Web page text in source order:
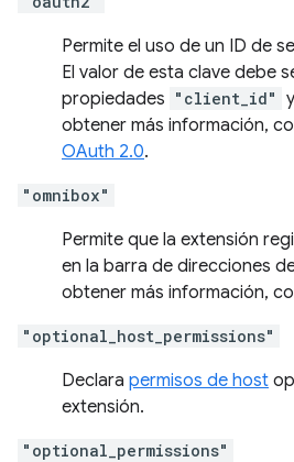
Permite el uso de un ID de
El valor de esta clave debe
propiedades "client_id" y
obtener más información,
OAuth 2.0.
"omnibox"
Permite que la extensión
en la barra de direcciones
obtener más información,
"optional_host_permissions"
Declara permisos de host
extensión.
"optional_permissions"